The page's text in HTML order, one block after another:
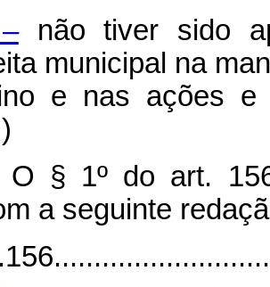
não tiver sido
municipal na
e nas ações e
O § 1º do art.
a seguinte